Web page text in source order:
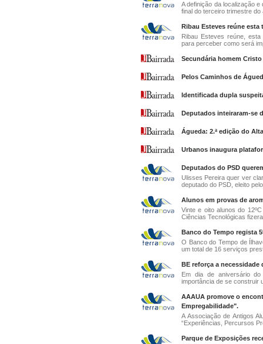
A definição da localização
final do terceiro trimestre do
Ribau Esteves reúne esta
Ribau Esteves reúne,
para perceber como será
Secundária homem
Pelos Caminhos de
Identificada dupla
Deputados inteiraram-se
Águeda: 2.ª edição do
Urbanos inaugura
Deputados do PSD
Ulisses Pereira quer ver
deputado do PSD, eleito
Alunos em provas de
Vinte e oito alunos do
Ciências Tecnológicas
Banco do Tempo regista
O Banco do Tempo de
um total de 16 serviços
BE reforça a
Em dia de aniversário
importância de se construir
AAAUA promove o
Empregabilidade".
A Associação de Antigos
“Experiências, Percursos
Parque de Exposições